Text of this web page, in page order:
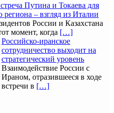
Путина и Токаева для
региона – взгляд из Италии
России и Казахстана
момент, когда […]
Российско-иранское
сотрудничество выходит на
стратегический уровень
Взаимодействие России с
Ираном, отразившееся в ходе
встречи в […]